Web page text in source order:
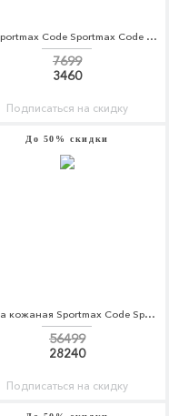
Топ Sportmax Code Sportmax Code SP027EWADRX4
7699
3460
Подписаться на скидку
До 50% скидки
Куртка кожаная Sportmax Code Sportmax Code SP027EWADRZ3
56499
28240
Подписаться на скидку